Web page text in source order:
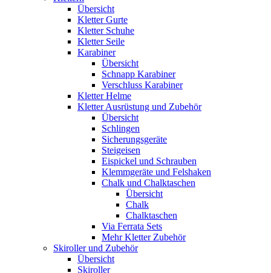
Übersicht
Kletter Gurte
Kletter Schuhe
Kletter Seile
Karabiner
Übersicht
Schnapp Karabiner
Verschluss Karabiner
Kletter Helme
Kletter Ausrüstung und Zubehör
Übersicht
Schlingen
Sicherungsgeräte
Steigeisen
Eispickel und Schrauben
Klemmgeräte und Felshaken
Chalk und Chalktaschen
Übersicht
Chalk
Chalktaschen
Via Ferrata Sets
Mehr Kletter Zubehör
Skiroller und Zubehör
Übersicht
Skiroller